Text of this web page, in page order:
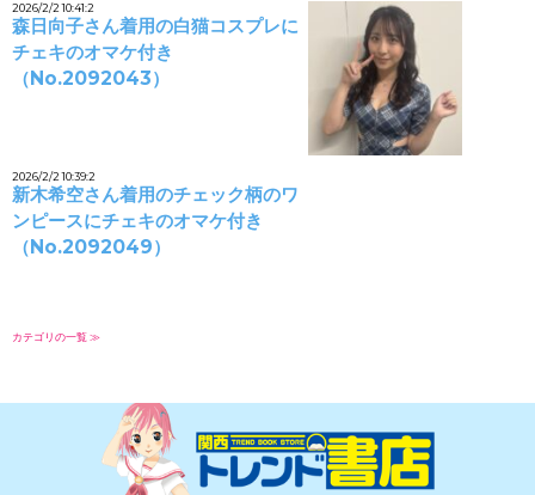
2026/2/2 10:41:2
森日向子さん着用の白猫コスプレに
チェキのオマケ付き
（No.2092043）
2026/2/2 10:39:2
新木希空さん着用のチェック柄のワ
ンピースにチェキのオマケ付き
（No.2092049）
カテゴリの一覧 ≫